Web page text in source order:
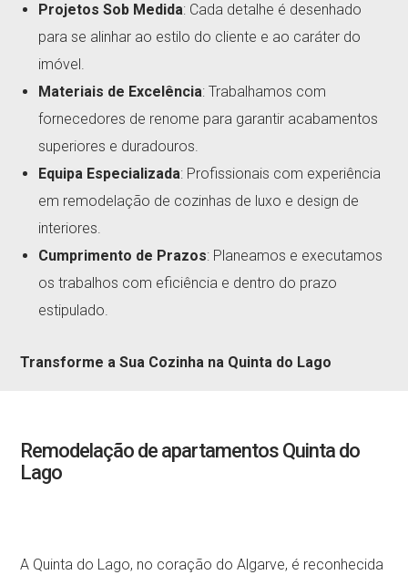
Projetos Sob Medida: Cada detalhe é desenhado
para se alinhar ao estilo do cliente e ao caráter do
imóvel.
Materiais de Excelência: Trabalhamos com
fornecedores de renome para garantir acabamentos
superiores e duradouros.
Equipa Especializada: Profissionais com experiência
em remodelação de cozinhas de luxo e design de
interiores.
Cumprimento de Prazos: Planeamos e executamos
os trabalhos com eficiência e dentro do prazo
estipulado.
Transforme a Sua Cozinha na Quinta do Lago
Remodelação de apartamentos Quinta do
Lago
A Quinta do Lago, no coração do Algarve, é reconhecida